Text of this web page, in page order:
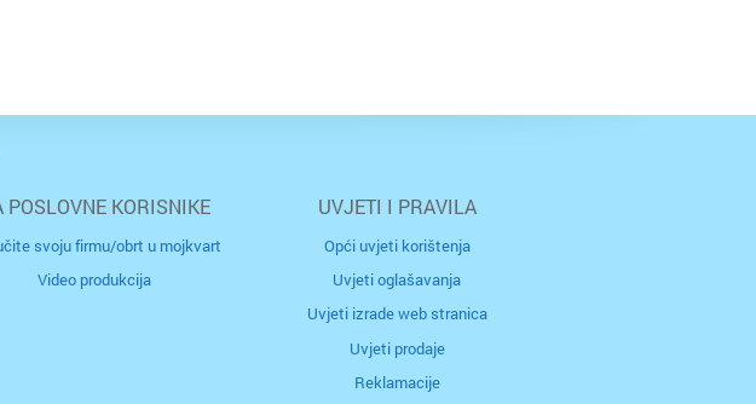
POSLOVNE KORISNIKE
svoju firmu/obrt u mojkvart
Video produkcija
UVJETI I PRAVILA
Opći uvjeti korištenja
Uvjeti oglašavanja
Uvjeti izrade web stranica
Uvjeti prodaje
Reklamacije